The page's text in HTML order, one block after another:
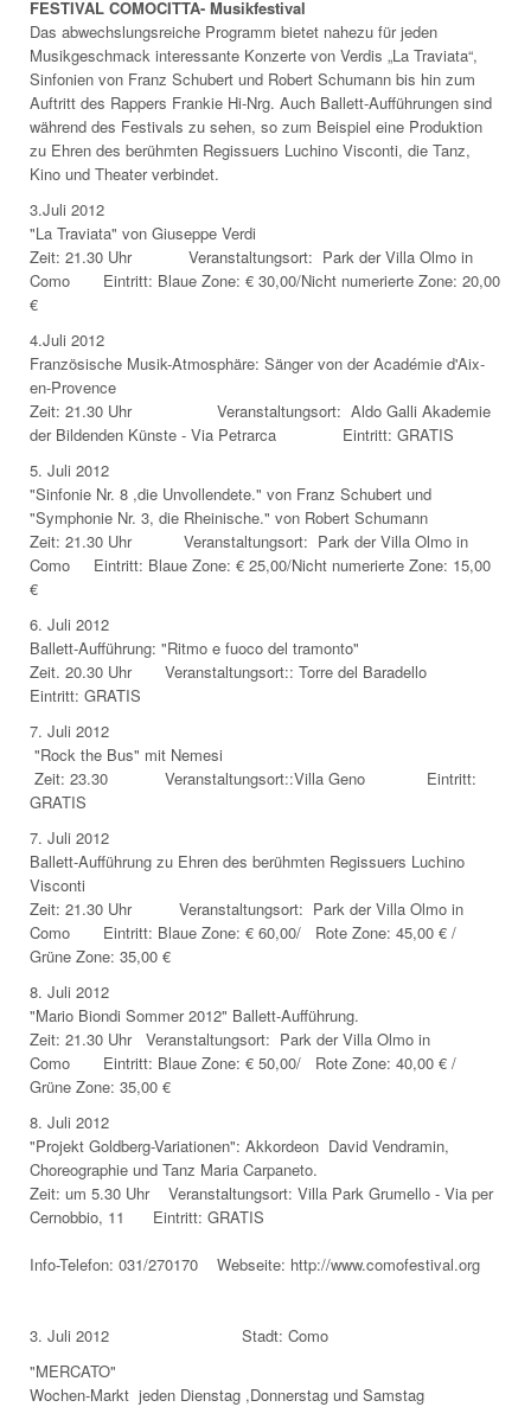
FESTIVAL COMOCITTA- Musikfestival
Das abwechslungsreiche Programm bietet nahezu für jeden
Musikgeschmack interessante Konzerte von Verdis „La Traviata“,
Sinfonien von Franz Schubert und Robert Schumann bis hin zum
Auftritt des Rappers Frankie Hi-Nrg. Auch Ballett-Aufführungen sind
während des Festivals zu sehen, so zum Beispiel eine Produktion
zu Ehren des berühmten Regissuers Luchino Visconti, die Tanz,
Kino und Theater verbindet.
3.Juli 2012
"La Traviata" von Giuseppe Verdi
Zeit: 21.30 Uhr Veranstaltungsort: Park der Villa Olmo in
Como Eintritt: Blaue Zone: € 30,00/Nicht numerierte Zone: 20,00
€
4.Juli 2012
Französische Musik-Atmosphäre: Sänger von der Académie d'Aix-
en-Provence
Zeit: 21.30 Uhr Veranstaltungsort: Aldo Galli Akademie
der Bildenden Künste - Via Petrarca Eintritt: GRATIS
5. Juli 2012
"Sinfonie Nr. 8 ,die Unvollendete." von Franz Schubert und
"Symphonie Nr. 3, die Rheinische." von Robert Schumann
Zeit: 21.30 Uhr Veranstaltungsort: Park der Villa Olmo in
Como Eintritt: Blaue Zone: € 25,00/Nicht numerierte Zone: 15,00
€
6. Juli 2012
Ballett-Aufführung: "Ritmo e fuoco del tramonto"
Zeit. 20.30 Uhr Veranstaltungsort:: Torre del Baradello
Eintritt: GRATIS
7. Juli 2012
"Rock the Bus" mit Nemesi
Zeit: 23.30 Veranstaltungsort::Villa Geno Eintritt:
GRATIS
7. Juli 2012
Ballett-Aufführung zu Ehren des berühmten Regissuers Luchino
Visconti
Zeit: 21.30 Uhr Veranstaltungsort: Park der Villa Olmo in
Como Eintritt: Blaue Zone: € 60,00/ Rote Zone: 45,00 € /
Grüne Zone: 35,00 €
8. Juli 2012
"Mario Biondi Sommer 2012" Ballett-Aufführung.
Zeit: 21.30 Uhr Veranstaltungsort: Park der Villa Olmo in
Como Eintritt: Blaue Zone: € 50,00/ Rote Zone: 40,00 € /
Grüne Zone: 35,00 €
8. Juli 2012
"Projekt Goldberg-Variationen": Akkordeon David Vendramin,
Choreographie und Tanz Maria Carpaneto.
Zeit: um 5.30 Uhr Veranstaltungsort: Villa Park Grumello - Via per
Cernobbio, 11 Eintritt: GRATIS
Info-Telefon: 031/270170 Webseite: http://www.comofestival.org
3. Juli 2012 Stadt: Como
"MERCATO"
Wochen-Markt jeden Dienstag ,Donnerstag und Samstag